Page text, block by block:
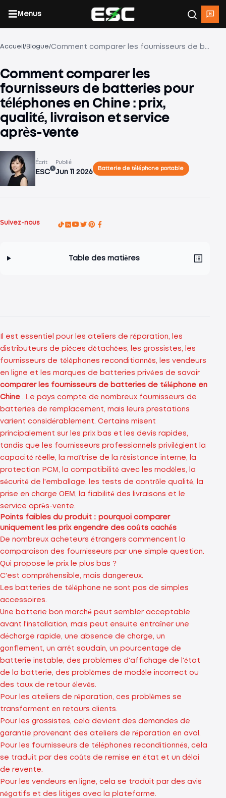
Menus
Accueil /Blogue/ Comment comparer les fournisseurs de batteries pour téléphones en Chine : prix, qualité, livraison et service après-vente
Comment comparer les
fournisseurs de batteries pour
téléphones en Chine : prix,
qualité, livraison et service
après-vente
Écrit
ESC
Publié
Jun 11 2026 Batterie de téléphone portable
Suivez-nous
Table des matières
Il est essentiel pour les ateliers de réparation, les
distributeurs de pièces détachées, les grossistes, les
fournisseurs de téléphones reconditionnés, les vendeurs
en ligne et les marques de batteries privées de savoir
comparer les fournisseurs de batteries de téléphone en
Chine . Le pays compte de nombreux fournisseurs de
batteries de remplacement, mais leurs prestations
varient considérablement. Certains misent
principalement sur les prix bas et les devis rapides,
tandis que les fournisseurs professionnels privilégient la
capacité réelle, la maîtrise de la résistance interne, la
protection PCM, la compatibilité avec les modèles, la
sécurité de l'emballage, les tests de contrôle qualité, la
prise en charge OEM, la fiabilité des livraisons et le
service après-vente.
Points faibles du produit : pourquoi comparer
uniquement les prix engendre des coûts cachés
De nombreux acheteurs étrangers commencent la
comparaison des fournisseurs par une simple question.
Qui propose le prix le plus bas ?
C'est compréhensible, mais dangereux.
Les batteries de téléphone ne sont pas de simples
accessoires.
Une batterie bon marché peut sembler acceptable
avant l'installation, mais peut ensuite entraîner une
décharge rapide, une absence de charge, un
gonflement, un arrêt soudain, un pourcentage de
batterie instable, des problèmes d'affichage de l'état
de la batterie, des problèmes de modèle incorrect ou
des taux de retour élevés.
Pour les ateliers de réparation, ces problèmes se
transforment en retours clients.
Pour les grossistes, cela devient des demandes de
garantie provenant des ateliers de réparation en aval.
Pour les fournisseurs de téléphones reconditionnés, cela
se traduit par des coûts de remise en état et un délai
de revente.
Pour les vendeurs en ligne, cela se traduit par des avis
négatifs et des litiges avec la plateforme.